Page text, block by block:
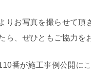
りお写真を撮らせて頂
ら、ぜひともご協力を
番が施工事例公開に